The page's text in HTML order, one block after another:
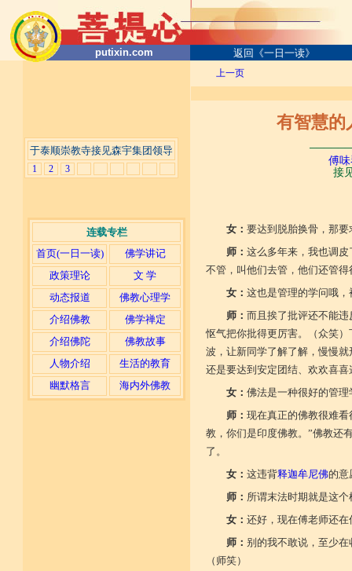
putixin.com 返回《一日一读》
于泰顺崇教寺接见森宇集团领导
1 2 3
连载专栏
首页(一日一读)
佛学讲记
政策理论
文 学
动态报道
佛教心理学
介绍佛教
佛学禅定
介绍佛陀
佛教故事
人物介绍
生活的教育
幽默格言
海内外佛教
上一页
有智慧的
傅
接
女： 要达到脱胎换骨，那要
师： 这么多年来，我也调
不管，叫他们去管，他们还管得
女： 这也是管理的学问哦
师： 而且挨了批评还不能
怄气把你批得更厉害。（众笑
波，让新同学了解了解，慢慢
还是要达到安定团结、欢欢喜喜
女： 佛法是一种很好的管
师： 现在真正的佛教很难
教，你们是印度佛教。”佛教还
了。
女： 这违背释迦牟尼佛的意
师： 所谓末法时期就是这个
女： 还好，现在傅老师还在
师： 别的我不敢说，至少
（师笑）